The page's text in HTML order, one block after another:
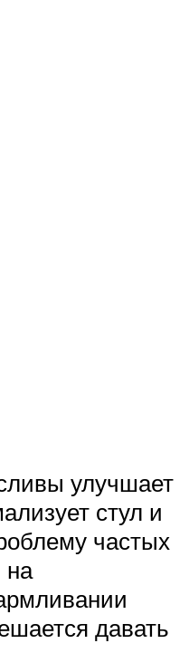
улучшает
стул и
частых
давать